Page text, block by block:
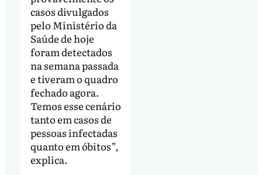
casos divulgados
pelo Ministério da
Saúde de hoje
foram detectados
na semana passada
e tiveram o quadro
fechado agora.
Temos esse cenário
tanto em casos de
pessoas infectadas
quanto em óbitos”,
explica.